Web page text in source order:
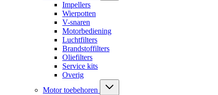
Impellers
Wierpotten
V-snaren
Motorbediening
Luchtfilters
Brandstoffilters
Oliefilters
Service kits
Overig
Motor toebehoren